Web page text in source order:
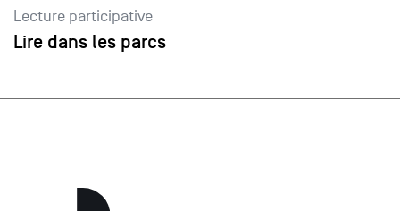
Lecture participative
Lire dans les parcs